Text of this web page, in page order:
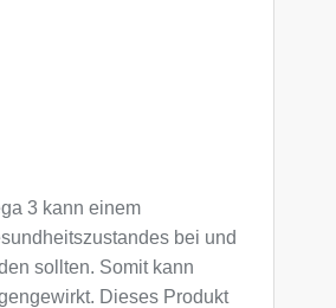
3 kann einem
bei und
sollten. Somit kann
Dieses Produkt